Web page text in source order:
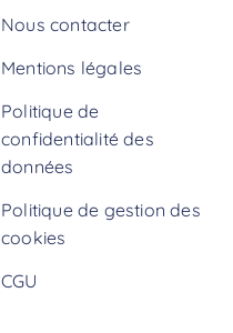
Nous contacter
Mentions légales
Politique de
confidentialité des
données
Politique de gestion des
cookies
CGU